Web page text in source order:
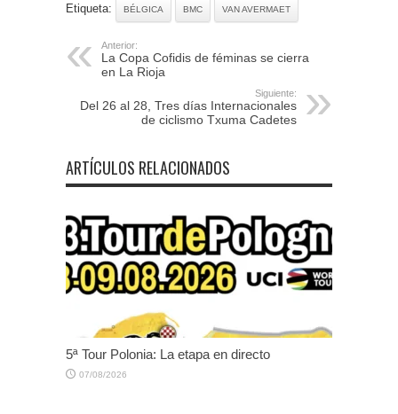
Etiqueta: BÉLGICA BMC VAN AVERMAET
Anterior:
La Copa Cofidis de féminas se cierra
en La Rioja
Siguiente:
Del 26 al 28, Tres días Internacionales
de ciclismo Txuma Cadetes
ARTÍCULOS RELACIONADOS
5ª Tour Polonia: La etapa en directo
07/08/2026